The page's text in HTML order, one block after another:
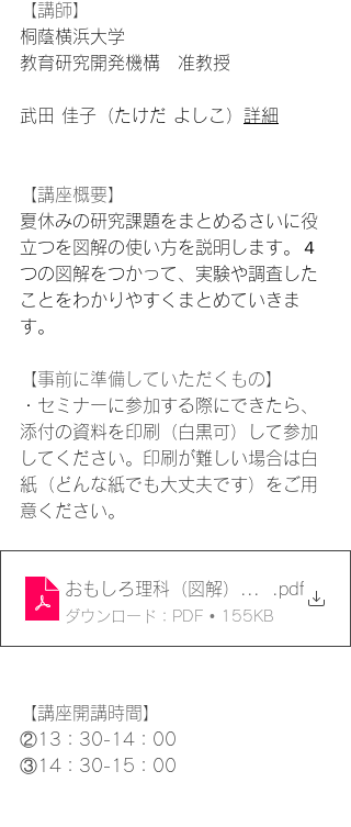
【講師】
桐蔭横浜大学
教育研究開発機構　准教授
武田 佳子（たけだ よしこ） 詳細
【講座概要】
夏休みの研究課題をまとめるさいに役
立つを図解の使い方を説明します。４
つの図解をつかって、実験や調査した
ことをわかりやすくまとめていきま
す。
【事前に準備していただくもの】
・ セミナーに参加する際にできたら、
添付の資料を印刷（白黒可）して参加
してください。印刷が難しい場合は白
紙（どんな紙でも大丈夫です）をご用
意ください。
おもしろ理科（図解）印刷資料
.pdf
ダウンロード：PDF • 155KB
【講座開講時間】
②13：30-14：00
③14：30-15：00